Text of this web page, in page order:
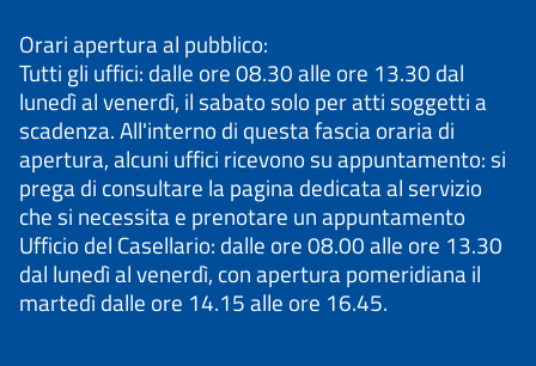
Orari apertura al pubblico:
Tutti gli uffici: dalle ore 08.30 alle ore 13.30 dal
lunedì al venerdì, il sabato solo per atti soggetti a
scadenza. All'interno di questa fascia oraria di
apertura, alcuni uffici ricevono su appuntamento: si
prega di consultare la pagina dedicata al servizio
che si necessita e prenotare un appuntamento
Ufficio del Casellario: dalle ore 08.00 alle ore 13.30
dal lunedì al venerdì, con apertura pomeridiana il
martedì dalle ore 14.15 alle ore 16.45.